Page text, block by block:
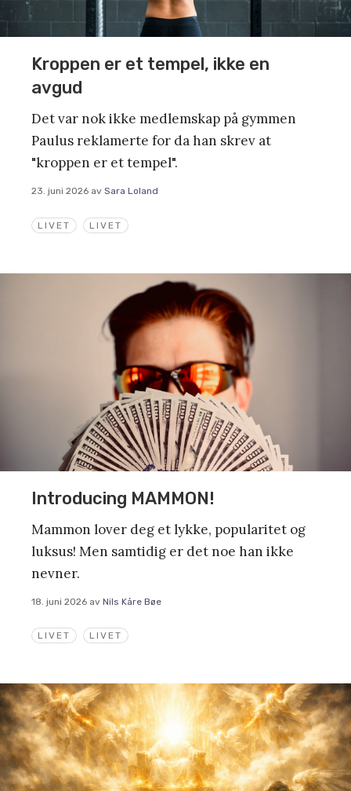
LIVET LIVET
Kroppen er et tempel, ikke en
avgud
Det var nok ikke medlemskap på gymmen
Paulus reklamerte for da han skrev at
"kroppen er et tempel".
23. juni 2026 av Sara Loland
LIVET LIVET
Introducing MAMMON!
Mammon lover deg et lykke, popularitet og
luksus! Men samtidig er det noe han ikke
nevner.
18. juni 2026 av Nils Kåre Bøe